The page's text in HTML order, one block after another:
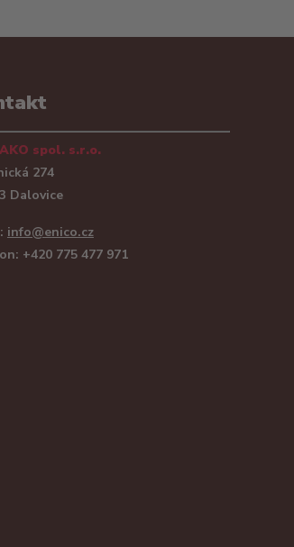
spol. s.r.o.
274
Dalovice
info@enico.cz
+420 775 477 971